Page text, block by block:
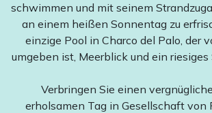
schwimmen und mit seinem
an einem heißen Sonnentag zu
einzige Pool in Charco del Palo, der
umgeben ist, Meerblick und ein
Verbringen Sie einen
erholsamen Tag in Gesellschaft von